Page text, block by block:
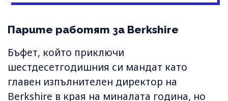
Парите рaботят за Berkshire
Бъфет, който приключи
шестдесетгодишния си мандат като
главен изпълнителен директор на
Berkshire в края на миналата година, но